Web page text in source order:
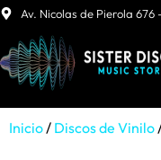
Av. Nicolas de Pierola
Inicio/ Discos de Vinilo